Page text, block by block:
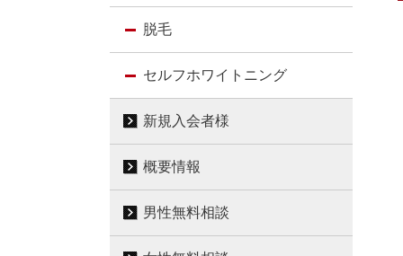
脱毛
セルフホワイトニング
新規入会者様
概要情報
男性無料相談